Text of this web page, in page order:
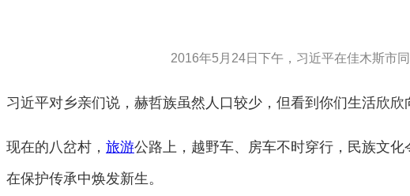
2016年5月24日下午，习近平在佳木斯市
习近平对乡亲们说，赫哲族虽然人口较少，但看到你们生活欣
现在的八岔村， 旅游公路上，越野车、房车不时穿行，民族文
在保护传承中焕发新生。